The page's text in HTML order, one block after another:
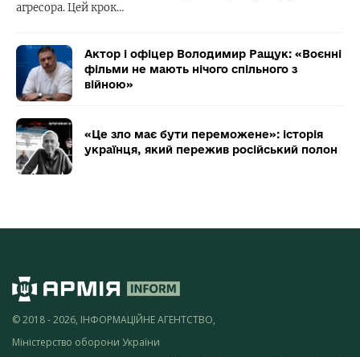
агресора. Цей крок…
Актор і офіцер Володимир Ращук: «Воєнні
фільми не мають нічого спільного з
війною»
«Це зло має бути переможене»: історія
українця, який пережив російський полон
© 2018 - 2026, ІНФОРМАЦІЙНЕ АГЕНТСТВО,
Міністерство оборони України